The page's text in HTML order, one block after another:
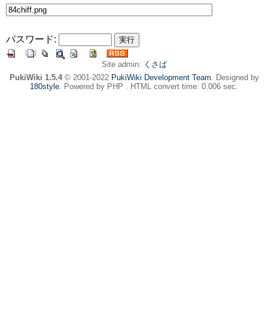
パスワード:
Site admin: くさば
PukiWiki 1.5.4© 2001-2022 PukiWiki Development Team. Designed by
180style. Powered by PHP . HTML convert time: 0.006 sec.